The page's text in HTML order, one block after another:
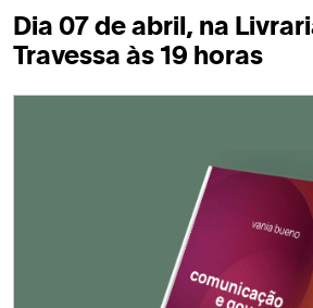
Dia 07 de abril, na
Travessa às 19 horas